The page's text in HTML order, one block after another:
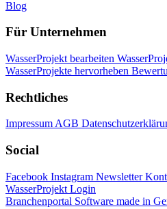
Blog
Für Unternehmen
WasserProjekt bearbeiten
WasserProjekte hervorheben
Rechtliches
Impressum AGB
Social
Facebook Instagram Newsletter
WasserProjekt Login
Branchenportal Software made in